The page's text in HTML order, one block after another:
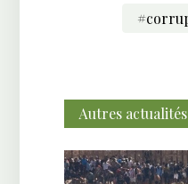
Autres